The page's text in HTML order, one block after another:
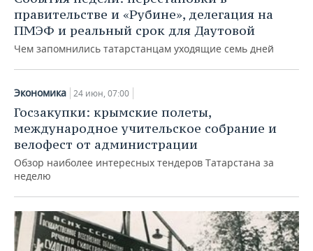
правительстве и «Рубине», делегация на
ПМЭФ и реальный срок для Даутовой
Чем запомнились татарстанцам уходящие семь дней
Экономика 24 июн, 07:00
Госзакупки: крымские полеты,
международное учительское собрание и
велофест от администрации
Обзор наиболее интересных тендеров Татарстана за
неделю